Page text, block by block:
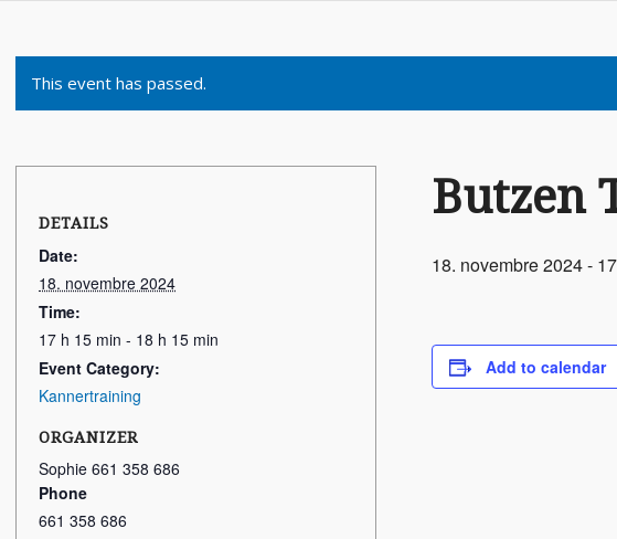
This event has passed.
Butzen
18. novembre 2024 -
Add to calendar
DETAILS
Date:
18. novembre 2024
Time:
17 h 15 min - 18 h 15 min
Event Category:
Kannertraining
ORGANIZER
Sophie 661 358 686
Phone
661 358 686